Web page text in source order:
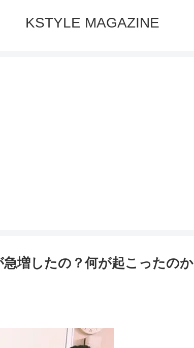
KSTYLE MAGAZINE
増したの？何が起こったのか